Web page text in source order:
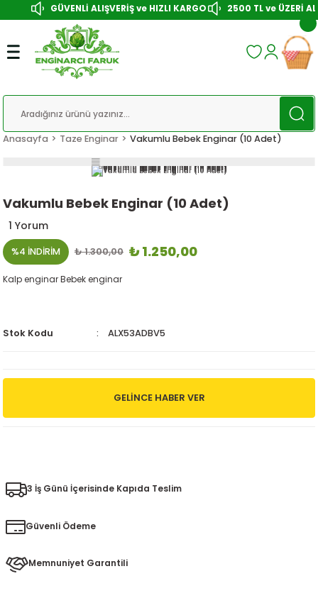
GÜVENLİ ALIŞVERİŞ ve HIZLI KARGO 2500 TL ve ÜZERİ
Anasayfa Taze Enginar Vakumlu Bebek Enginar (10 Adet)
Vakumlu Bebek Enginar (10 Adet)
1 Yorum
%4 İNDİRİM ₺ 1.300,00 ₺ 1.250,00
Kalp enginar Bebek enginar
Stok Kodu ALX53ADBV5
GELINCE HABER VER
3 İş Günü İçerisinde Kapıda Teslim
Güvenli Ödeme
Memnuniyet Garantili